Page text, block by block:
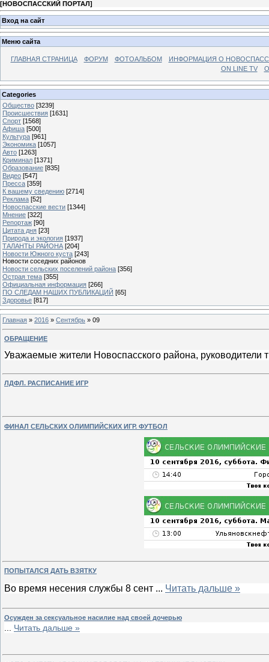
[НОВОСПАССКИЙ ПОРТАЛ]
Вход на сайт
Меню сайта
ГЛАВНАЯ СТРАНИЦА ФОРУМ ФОТОАЛЬБОМ
ИНФОРМАЦИЯ О
ON LINE TV
Categories
Общество [3239]
Происшествия [1631]
Спорт [1568]
Афиша [500]
Культура [961]
Экономика [1057]
Авто [1263]
Криминал [1371]
Образование [835]
Видео [547]
Пресса [359]
К вашему сведению [2714]
Реклама [52]
Новоспасские вести [1344]
Мнение [322]
Репортаж [90]
Цитата дня [23]
Природа и экология [1937]
ТАЛАНТЫ РАЙОНА [204]
Новости Южного куста [243]
Новости соседних районов
Новости сельских поселений района [356]
Острая тема [355]
Официальная информация [266]
ПО СЛЕДАМ НАШИХ ПУБЛИКАЦИЙ [65]
Здоровье [817]
Главная » 2016 » Сентябрь » 09
ОБРАЩЕНИЕ
Уважаемые жители Новоспасского района, руководители
ЛДФЛ. РАСПИСАНИЕ ИГР
ФИНАЛ СЕЛЬСКИХ ОЛИМПИЙСКИХ ИГР. ФУТБОЛ
ПОПЫТАЛСЯ ДАТЬ ВЗЯТКУ
Во время несения службы 8 сент ... Читать дальше »
Осужден за сексуальное насилие над своей дочерью
Читать дальше »